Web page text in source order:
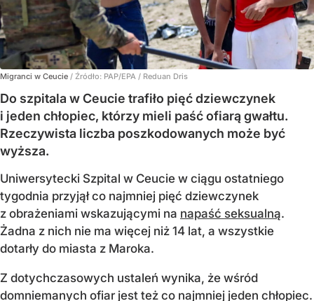
Migranci w Ceucie / Źródło: PAP/EPA / Reduan Dris
Do szpitala w Ceucie trafiło pięć dziewczynek
i jeden chłopiec, którzy mieli paść ofiarą gwałtu.
Rzeczywista liczba poszkodowanych może być
wyższa.
Uniwersytecki Szpital w Ceucie w ciągu ostatniego
tygodnia przyjął co najmniej pięć dziewczynek
z obrażeniami wskazującymi na napaść seksualną.
Żadna z nich nie ma więcej niż 14 lat, a wszystkie
dotarły do miasta z Maroka.
Z dotychczasowych ustaleń wynika, że wśród
domniemanych ofiar jest też co najmniej jeden chłopiec.